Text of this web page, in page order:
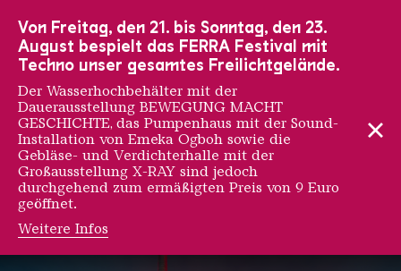
Von Freitag, den 21. bis Sonntag, den 23.
August bespielt das FERRA Festival mit
Techno unser gesamtes Freilichtgelände.
Der Wasserhochbehälter mit der
Dauerausstellung BEWEGUNG MACHT
GESCHICHTE, das Pumpenhaus mit der Sound-
Installation von Emeka Ogboh sowie die
Gebläse- und Verdichterhalle mit der
Großausstellung X-RAY sind jedoch
durchgehend zum ermäßigten Preis von 9 Euro
geöffnet.
Weitere Infos